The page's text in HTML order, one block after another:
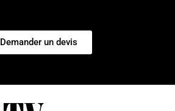
Demander un devis